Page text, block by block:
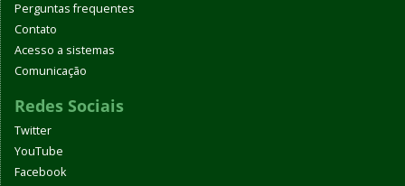
Perguntas frequentes
Contato
Acesso a sistemas
Comunicação
Redes Sociais
Twitter
YouTube
Facebook